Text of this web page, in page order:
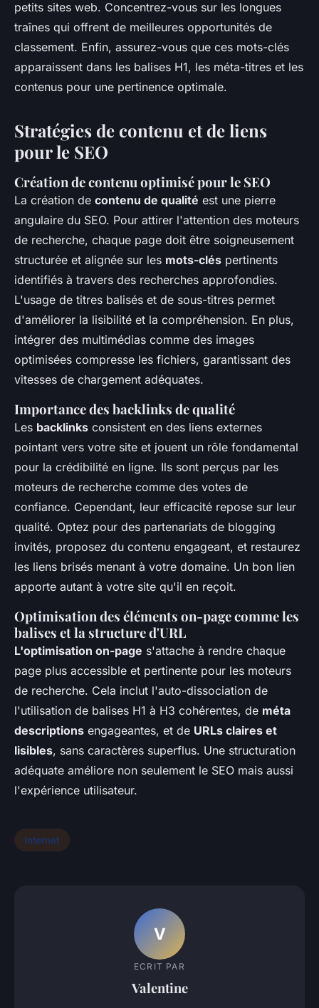
petits sites web. Concentrez-vous sur les longues
traînes qui offrent de meilleures opportunités de
classement. Enfin, assurez-vous que ces mots-clés
apparaissent dans les balises H1, les méta-titres et les
contenus pour une pertinence optimale.
Stratégies de contenu et de liens
pour le SEO
Création de contenu optimisé pour le SEO
La création de contenu de qualité est une pierre
angulaire du SEO. Pour attirer l'attention des moteurs
de recherche, chaque page doit être soigneusement
structurée et alignée sur les mots-clés pertinents
identifiés à travers des recherches approfondies.
L'usage de titres balisés et de sous-titres permet
d'améliorer la lisibilité et la compréhension. En plus,
intégrer des multimédias comme des images
optimisées compresse les fichiers, garantissant des
vitesses de chargement adéquates.
Importance des backlinks de qualité
Les backlinks consistent en des liens externes
pointant vers votre site et jouent un rôle fondamental
pour la crédibilité en ligne. Ils sont perçus par les
moteurs de recherche comme des votes de
confiance. Cependant, leur efficacité repose sur leur
qualité. Optez pour des partenariats de blogging
invités, proposez du contenu engageant, et restaurez
les liens brisés menant à votre domaine. Un bon lien
apporte autant à votre site qu'il en reçoit.
Optimisation des éléments on-page comme les
balises et la structure d'URL
L'optimisation on-page s'attache à rendre chaque
page plus accessible et pertinente pour les moteurs
de recherche. Cela inclut l'auto-dissociation de
l'utilisation de balises H1 à H3 cohérentes, de méta
descriptions engageantes, et de URLs claires et
lisibles, sans caractères superflus. Une structuration
adéquate améliore non seulement le SEO mais aussi
l'expérience utilisateur.
Internet
V
ECRIT PAR
Valentine